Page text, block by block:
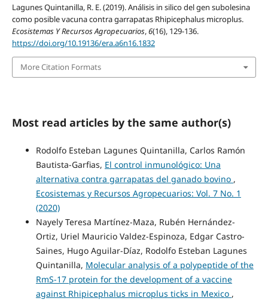
Lagunes Quintanilla, R. E. (2019). Análisis in silico del gen subolesina
como posible vacuna contra garrapatas Rhipicephalus microplus.
Ecosistemas Y Recursos Agropecuarios,6(16), 129-136.
https://doi.org/10.19136/era.a6n16.1832
More Citation Formats
Most read articles by the same author(s)
Rodolfo Esteban Lagunes Quintanilla, Carlos Ramón
Bautista-Garfias, El control inmunológico: Una
alternativa contra garrapatas del ganado bovino ,
Ecosistemas y Recursos Agropecuarios: Vol. 7 No. 1
(2020)
Nayely Teresa Martínez-Maza, Rubén Hernández-
Ortiz, Uriel Mauricio Valdez-Espinoza, Edgar Castro-
Saines, Hugo Aguilar-Díaz, Rodolfo Esteban Lagunes
Quintanilla, Molecular analysis of a polypeptide of the
RmS-17 protein for the development of a vaccine
against Rhipicephalus microplus ticks in Mexico ,